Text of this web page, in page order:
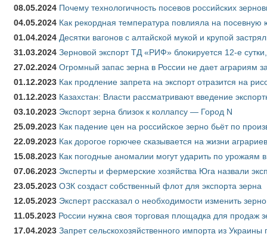
08.05.2024 Почему технологичность посевов российских
04.05.2024 Как рекордная температура повлияла на
01.04.2024 Десятки вагонов с алтайской мукой и крупой
31.03.2024 Зерновой экспорт ТД «РИФ» блокируется 12-е
27.02.2024 Огромный запас зерна в России не дает аграриям
01.12.2023 Как продление запрета на экспорт отразится на
01.12.2023 Казахстан: Власти рассматривают введение
03.10.2023 Экспорт зерна близок к коллапсу — Город N
25.09.2023 Как падение цен на российское зерно бьёт по
22.09.2023 Как дорогое горючее сказывается на жизни аграриев
15.08.2023 Как погодные аномалии могут ударить по урожаям
07.06.2023 Эксперты и фермерские хозяйства Юга назвали
23.05.2023 ОЗК создаст собственный флот для экспорта зерна
12.05.2023 Эксперт рассказал о необходимости изменить
11.05.2023 России нужна своя торговая площадка для продаж
17.04.2023 Запрет сельскохозяйственного импорта из